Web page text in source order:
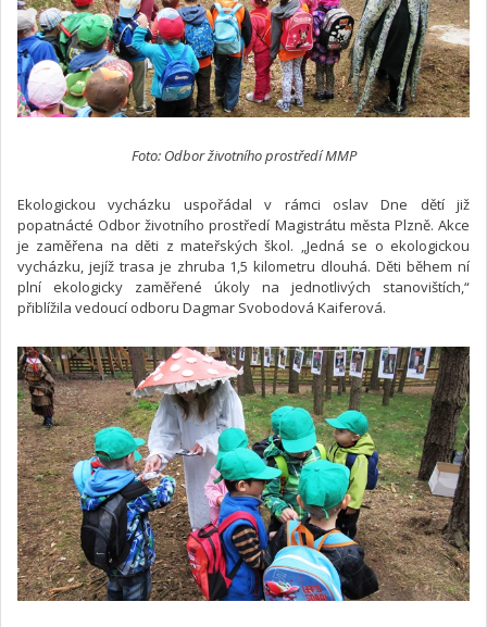
Foto: Odbor životního prostředí MMP
Ekologickou vycházku uspořádal v rámci oslav Dne dětí již
popatnácté Odbor životního prostředí Magistrátu města Plzně. Akce
je zaměřena na děti z mateřských škol. „Jedná se o ekologickou
vycházku, jejíž trasa je zhruba 1,5 kilometru dlouhá. Děti během ní
plní ekologicky zaměřené úkoly na jednotlivých stanovištích,“
přiblížila vedoucí odboru Dagmar Svobodová Kaiferová.